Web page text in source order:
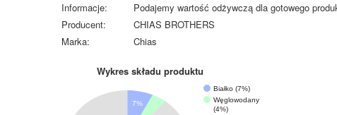
Informacje:
Podajemy wartość odżywczą dla gotowego
Producent:
CHIAS BROTHERS
Marka:
Chias
Wykres składu produktu
Białko (7%)
Węglowodany
(4%)
7%